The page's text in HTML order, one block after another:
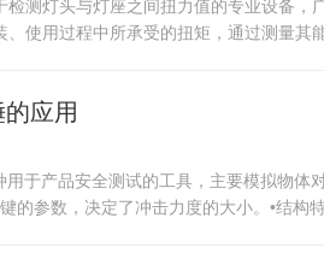
检测灯头与灯座之间扭力值的专业设备
、使用过程中所承受的扭矩，通过测量其
应用
于产品安全测试的工具，主要模拟物体
的参数，决定了冲击力度的大小。•结构